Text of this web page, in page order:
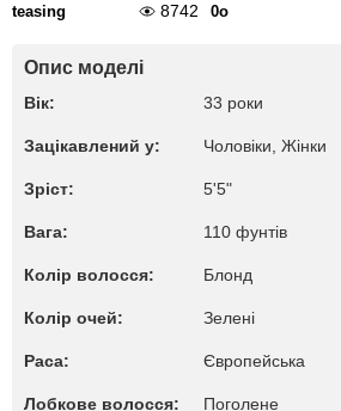
teasing 8742 0o
Опис моделі
Вік: 33 роки
Зацікавлений у: Чоловіки, Жiнки
Зріст: 5'5"
Вага: 110 фунтів
Колір волосся: Блонд
Колір очей: Зелені
Раса: Європейська
Лобкове волосся: Поголене